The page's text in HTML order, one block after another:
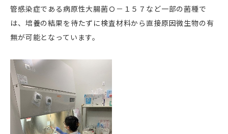
管感染症である病原性大腸菌Ｏ－１５７など一部の菌種で
は、培養の結果を待たずに検査材料から直接原因微生物の有
無が可能となっています。